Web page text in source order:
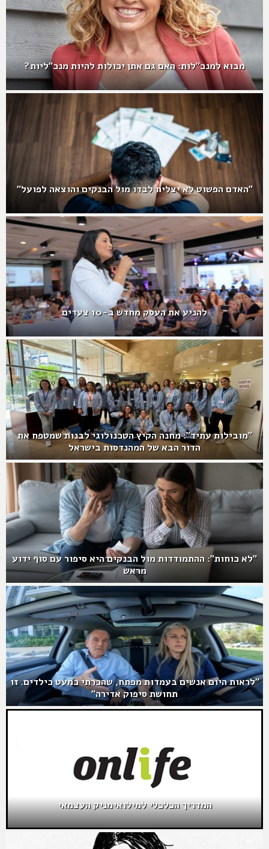
מבוא למנכ"לות: האם גם אתן יכולות להיות מנכ"ליות?
"האדם הפשוט לא יצליח לבדו מול הבנקים והוצאה לפועל"
להניע את העסק מחדש ב-10 צעדים
"מובילות עתיד": מחנה הקיץ הטכנולוגי לבנות שמטפח את
הדור הבא של המהנדסות בישראל
"לא כוחות": ההתמודדות מול הבנקים היא סיפור עם סוף ידוע
מראש
"לראות היום אנשים בעמדות מפתח, שהכרתי כמעט כילדים. זו
תחושת סיפוק אדירה"
המדריך הכלכלי למילואימניק העצמאי